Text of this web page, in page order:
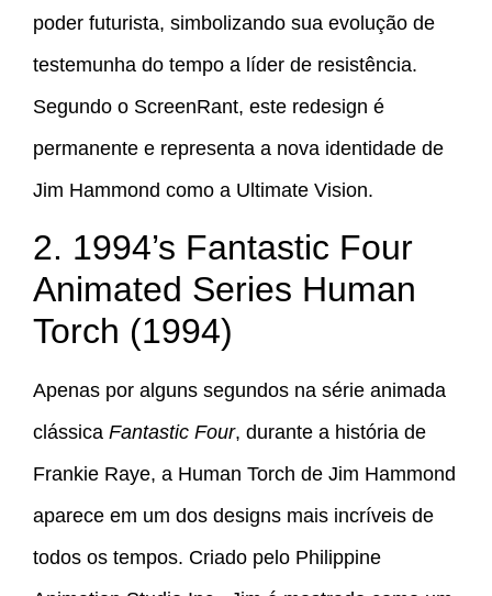
poder futurista, simbolizando sua evolução de
testemunha do tempo a líder de resistência.
Segundo o ScreenRant, este redesign é
permanente e representa a nova identidade de
Jim Hammond como a Ultimate Vision.
2. 1994’s Fantastic Four
Animated Series Human
Torch (1994)
Apenas por alguns segundos na série animada
clássica Fantastic Four, durante a história de
Frankie Raye, a Human Torch de Jim Hammond
aparece em um dos designs mais incríveis de
todos os tempos. Criado pelo Philippine